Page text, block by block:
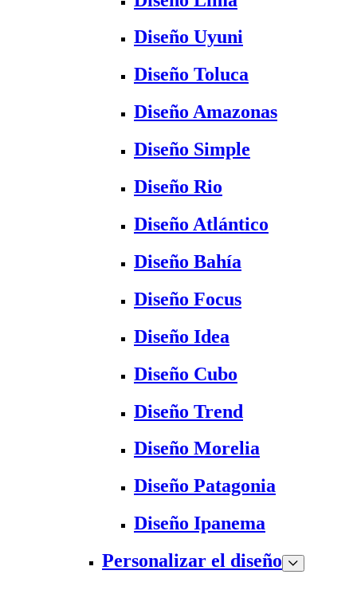
Diseño Uyuni
Diseño Toluca
Diseño Amazonas
Diseño Simple
Diseño Rio
Diseño Atlántico
Diseño Bahía
Diseño Focus
Diseño Idea
Diseño Cubo
Diseño Trend
Diseño Morelia
Diseño Patagonia
Diseño Ipanema
Personalizar el diseño